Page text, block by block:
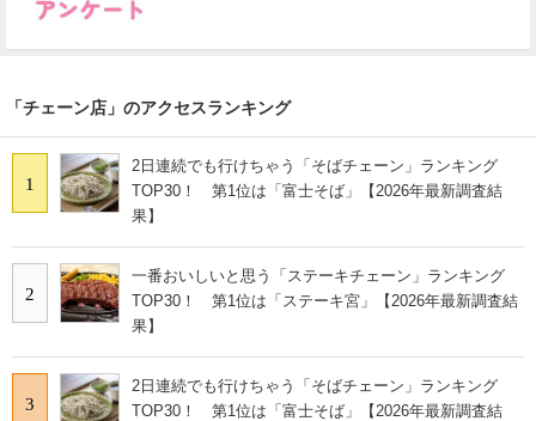
「チェーン店」のアクセスランキング
1
2日連続でも行けちゃう「そばチェーン」ランキング
TOP30！ 第1位は「富士そば」【2026年最新調査結
果】
2
一番おいしいと思う「ステーキチェーン」ランキング
TOP30！ 第1位は「ステーキ宮」【2026年最新調査結
果】
3
2日連続でも行けちゃう「そばチェーン」ランキング
TOP30！ 第1位は「富士そば」【2026年最新調査結